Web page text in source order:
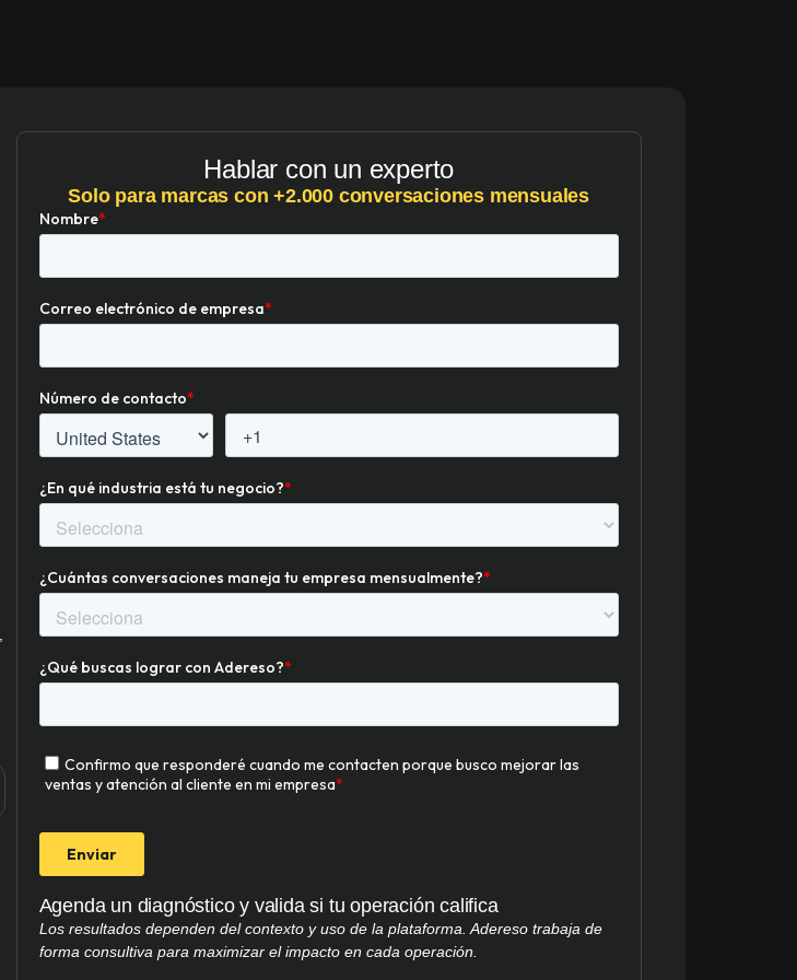
Hablar con un experto
Solo para marcas con +2.000 conversaciones mensuales
Agenda un diagnóstico y valida si tu operación califica
Los resultados dependen del contexto y uso de la plataforma. Adereso trabaja de
forma consultiva para maximizar el impacto en cada operación.